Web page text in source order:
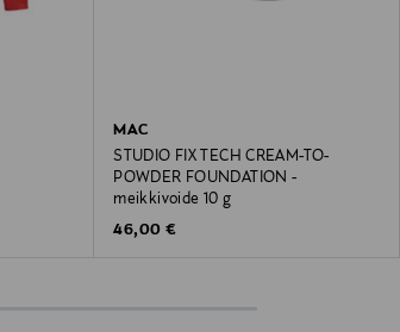
MAC
STUDIO FIX TECH CREAM-TO-
POWDER FOUNDATION -
meikkivoide 10 g
Original Price
46,00 €